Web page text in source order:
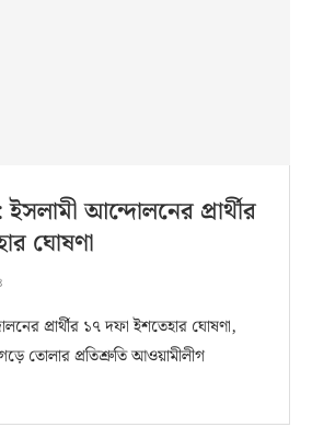
ইসলামী আন্দোলনের প্রার্থীর
ঘোষণা
প্রার্থীর ১৭ দফা ইশতেহার ঘোষণা,
গড়ে তোলার প্রতিশ্রুতি আওয়ামীলীগ